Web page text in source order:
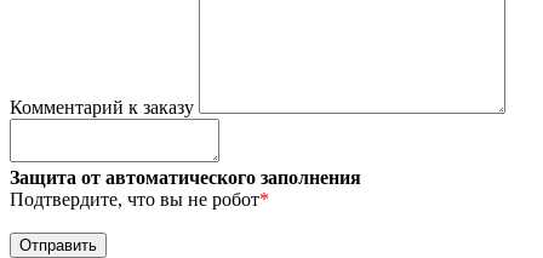
Комментарий к заказу
Защита от автоматического заполнения
Подтвердите, что вы не робот*